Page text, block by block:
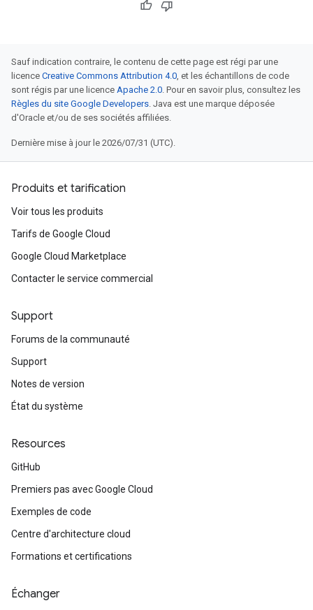
Sauf indication contraire, le contenu de cette page est régi par une
licence Creative Commons Attribution 4.0 , et les échantillons de code
sont régis par une licence Apache 2.0 . Pour en savoir plus, consultez les
Règles du site Google Developers . Java est une marque déposée
d'Oracle et/ou de ses sociétés affiliées.
Dernière mise à jour le 2026/07/31 (UTC).
Produits et tarification
Voir tous les produits
Tarifs de Google Cloud
Google Cloud Marketplace
Contacter le service commercial
Support
Forums de la communauté
Support
Notes de version
État du système
Resources
GitHub
Premiers pas avec Google Cloud
Exemples de code
Centre d'architecture cloud
Formations et certifications
Échanger